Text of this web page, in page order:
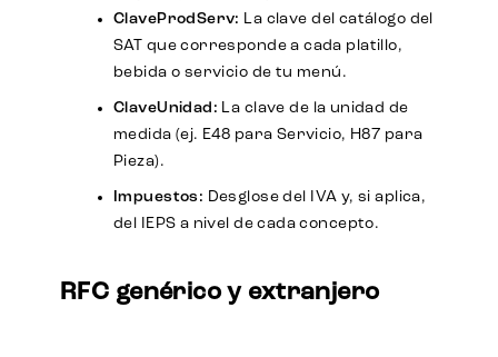
ClaveProdServ: La clave del catálogo del
SAT que corresponde a cada platillo,
bebida o servicio de tu menú.
ClaveUnidad: La clave de la unidad de
medida (ej. E48 para Servicio, H87 para
Pieza).
Impuestos: Desglose del IVA y, si aplica,
del IEPS a nivel de cada concepto.
RFC genérico y extranjero